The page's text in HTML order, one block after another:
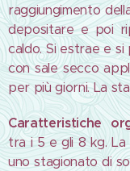
raggiungimento
depositare e poi
caldo. Si estrae e
con sale secco
per più giorni. La
Caratteristiche
tra i 5 e gli 8 kg. La
uno stagionato di